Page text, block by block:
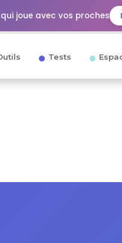
joue avec vos proches
Tests